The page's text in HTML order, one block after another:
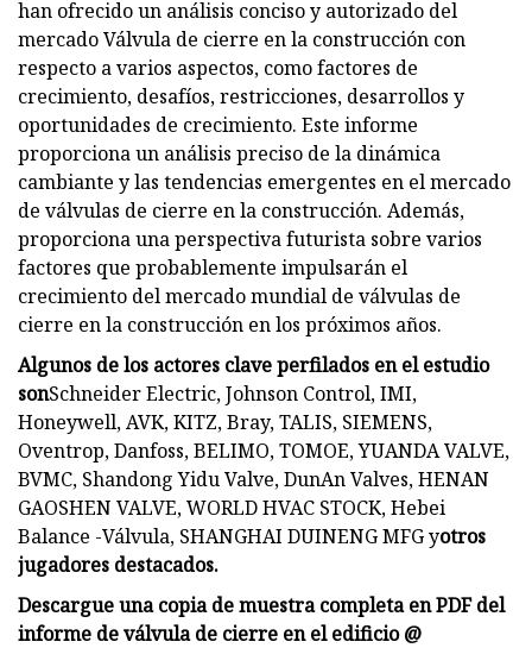
han ofrecido un análisis conciso y autorizado del
mercado Válvula de cierre en la construcción con
respecto a varios aspectos, como factores de
crecimiento, desafíos, restricciones, desarrollos y
oportunidades de crecimiento. Este informe
proporciona un análisis preciso de la dinámica
cambiante y las tendencias emergentes en el mercado
de válvulas de cierre en la construcción. Además,
proporciona una perspectiva futurista sobre varios
factores que probablemente impulsarán el
crecimiento del mercado mundial de válvulas de
cierre en la construcción en los próximos años.
Algunos de los actores clave perfilados en el estudio
sonSchneider Electric, Johnson Control, IMI,
Honeywell, AVK, KITZ, Bray, TALIS, SIEMENS,
Oventrop, Danfoss, BELIMO, TOMOE, YUANDA VALVE,
BVMC, Shandong Yidu Valve, DunAn Valves, HENAN
GAOSHEN VALVE, WORLD HVAC STOCK, Hebei
Balance -Válvula, SHANGHAI DUINENG MFG yotros
jugadores destacados.
Descargue una copia de muestra completa en PDF del
informe de válvula de cierre en el edificio @